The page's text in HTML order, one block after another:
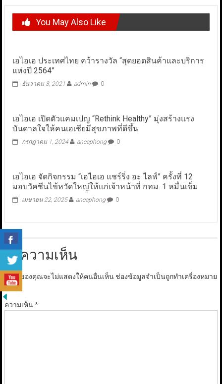
You May Also Like
เอไอเอ ประเทศไทย คว้ารางวัล “สุดยอดสินค้าและบริการ
แห่งปี 2564”
ธันวาคม 3, 2021 admin 0
เอไอเอ เปิดตัวแคมเปญ “Rethink Healthy” มุ่งสร้างแรง
บันดาลใจให้คนเอเชียมีสุขภาพที่ดีขึ้น
กรกฎาคม 1, 2024 aneaphong 0
เอไอเอ จัดกิจกรรม “เอไอเอ แชร์ริ่ง อะ ไลฟ์” ครั้งที่ 12
มอบวัคซีนไข้หวัดใหญ่ให้แก่เจ้าหน้าที่ กทม. 1 หมื่นเข็ม
เมษายน 22, 2025 aneaphong 0
ใส่ความเห็น
อีเมลของคุณจะไม่แสดงให้คนอื่นเห็น ช่องข้อมูลจำเป็นถูกทำเครื่องหมาย
*
ความเห็น*